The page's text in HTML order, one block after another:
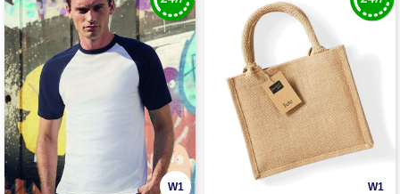
W1 W1